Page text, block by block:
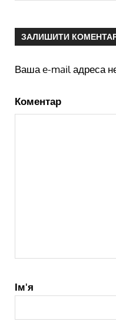
ЗАЛИШИТИ
Ваша e-mail адреса
Коментар
Ім'я